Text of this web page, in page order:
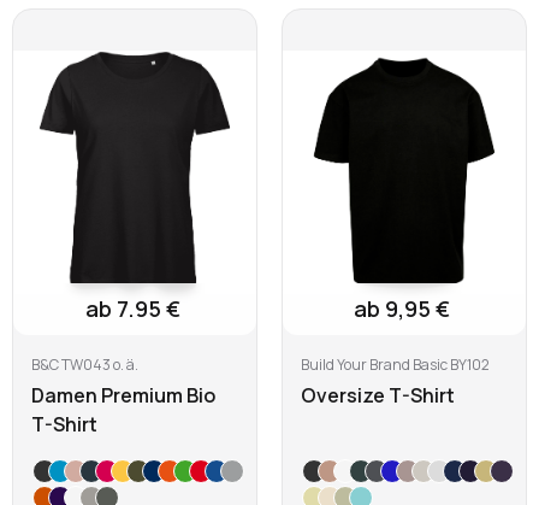
ab 7.95 €
B&C TW043 o. ä.
Damen Premium Bio
T-Shirt
ab 9,95 €
Build Your Brand Basic BY102
Oversize T-Shirt